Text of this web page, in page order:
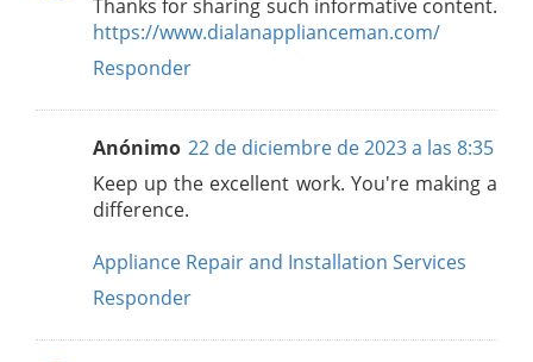
Thanks for sharing such informative content.
https://www.dialanapplianceman.com/
Responder
Anónimo 22 de diciembre de 2023 a las 8:35
Keep up the excellent work. You're making a
difference.
Appliance Repair and Installation Services
Responder